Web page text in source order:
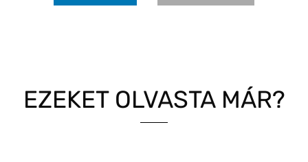
EZEKET OLVASTA MÁR?